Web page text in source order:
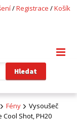
Košík
/
Registrace
/
Fény
Vysoušeč
Shot, PH20